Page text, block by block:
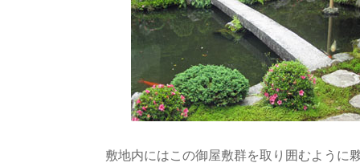
敷地内にはこの御屋敷群を取り囲むように